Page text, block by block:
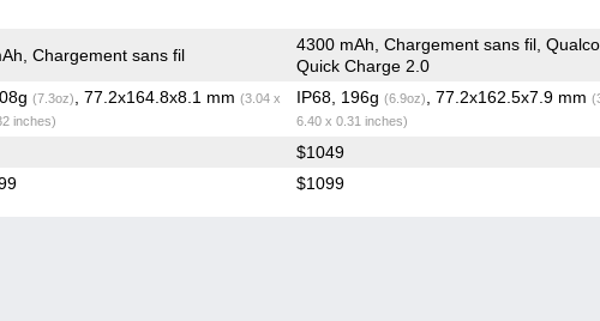
Chargement sans fil
4300 mAh, Chargement sans fil,
Quick Charge 2.0
(7.3oz) , 77.2x164.8x8.1 mm (3.04 x
inches)
IP68, 196g (6.9oz) , 77.2x162.5x7.9 mm
6.40 x 0.31 inches)
$1049
$1099